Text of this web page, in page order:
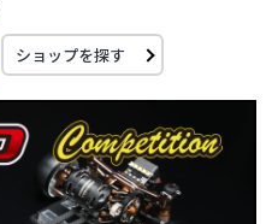
ショップを探す